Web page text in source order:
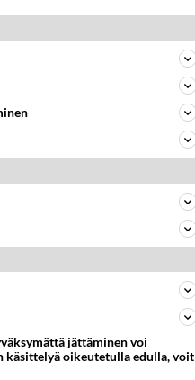
sen pois kokonaan.
jättäminen voi
käsittelyä oikeutetulla edulla, voit